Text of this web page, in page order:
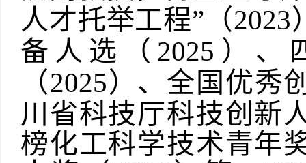
人才托举工程”（
备人选（2025）
（2025）、全国优秀
川省科技厅科技创新
榜化工科学技术青年